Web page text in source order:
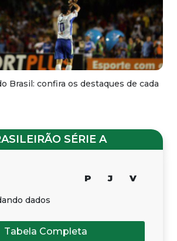
Brasil: confira os destaques de cada
SÉRIE A
P J V
dados
Tabela Completa